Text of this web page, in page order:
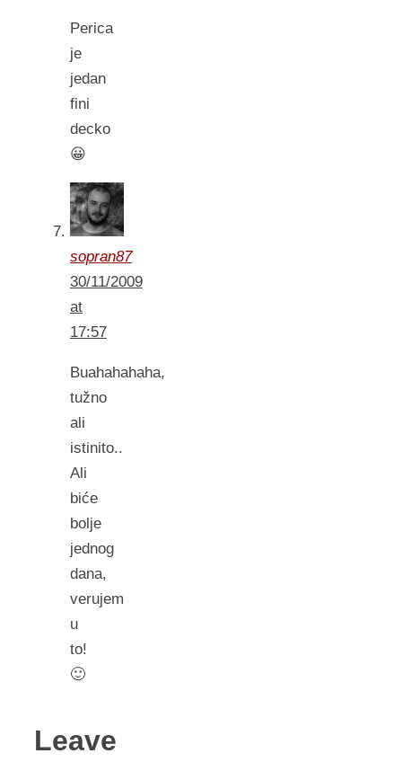
Perica
je
jedan
fini
decko
😀
sopran87
30/11/2009
at
17:57
Buahahahaha,
tužno
ali
istinito..
Ali
biće
bolje
jednog
dana,
verujem
u
to!
🙂
Leave